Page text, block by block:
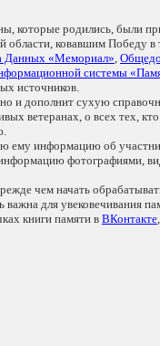
которые родились, были
области, ковавшим Победу в
Данных «Мемориал»,
системы
источников.
но и дополнит сухую
ветеранах, о всех тех,
ему информацию об
фотографиями,
чем начать
для увековечивания
книги памяти в ВКонтакте,